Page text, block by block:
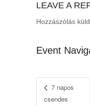
LEAVE A
Hozzászólás
Event
7 napos
csendes